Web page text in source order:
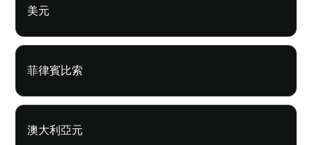
美元
菲律賓比索
澳大利亞元